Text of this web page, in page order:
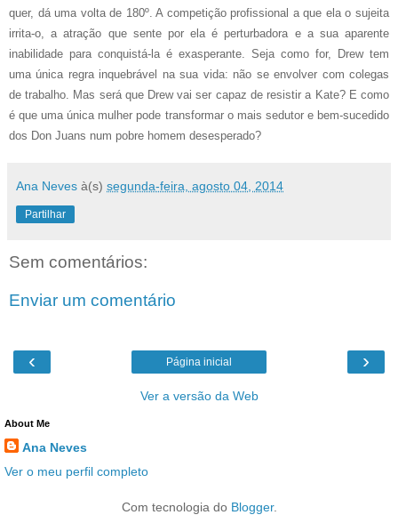
quer, dá uma volta de 180º. A competição profissional a que ela o sujeita
irrita-o, a atração que sente por ela é perturbadora e a sua aparente
inabilidade para conquistá-la é exasperante. Seja como for, Drew tem
uma única regra inquebrável na sua vida: não se envolver com colegas
de trabalho. Mas será que Drew vai ser capaz de resistir a Kate? E como
é que uma única mulher pode transformar o mais sedutor e bem-sucedido
dos Don Juans num pobre homem desesperado?
Ana Neves à(s) segunda-feira, agosto 04, 2014
Partilhar
Sem comentários:
Enviar um comentário
‹ ›
Página inicial
Ver a versão da Web
About Me
Ana Neves
Ver o meu perfil completo
Com tecnologia do Blogger.